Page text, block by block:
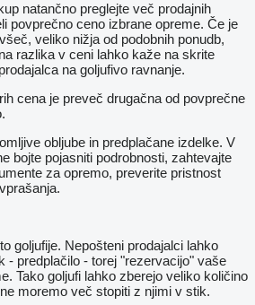
natančno preglejte več prodajnih
povprečno ceno izbrane opreme. Če je
veliko nižja od podobnih ponudb,
razlika v ceni lahko kaže na skrite
na goljufivo ravnanje.
cena je preveč drugačna od povprečne
obljube in predplačane izdelke. V
bojte pojasniti podrobnosti, zahtevajte
za opremo, preverite pristnost
goljufije. Nepošteni prodajalci lahko
- predplačilo - torej "rezervacijo" vaše
Tako goljufi lahko zberejo veliko količino
moremo več stopiti z njimi v stik.